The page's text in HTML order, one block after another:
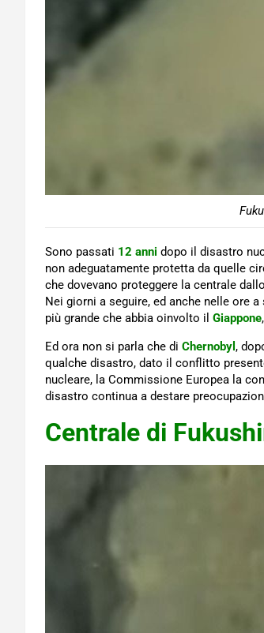
Sono passati 12 anni dopo il disastro
non adeguatamente protetta da quelle
che dovevano proteggere la centrale
Nei giorni a seguire, ed anche nelle ore
più grande che abbia oinvolto il Giappone
Ed ora non si parla che di Chernobyl ,
qualche disastro, dato il conflitto
nucleare, la Commissione Europea la
disastro continua a destare
Centrale di